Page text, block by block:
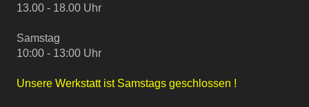
13.00 - 18.00 Uhr
Samstag
10:00 - 13:00 Uhr
Unsere Werkstatt ist Samstags geschlossen !